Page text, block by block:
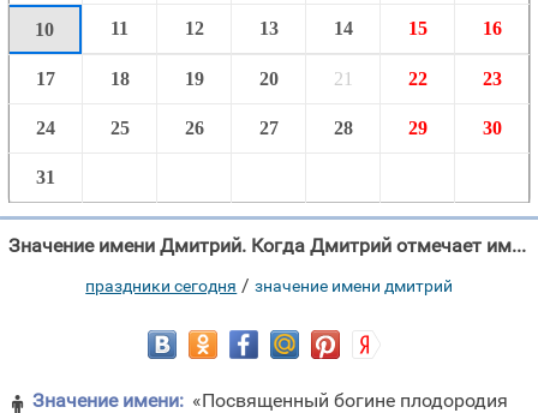
10 11 12 13 14 15 16
17 18 19 20 21 22 23
24 25 26 27 28 29 30
31
Значение имени Дмитрий. Когда Дмитрий отмечает именины в 2026 году?
праздники сегодня /значение имени дмитрий
 Значение имени: «Посвященный богине плодородия